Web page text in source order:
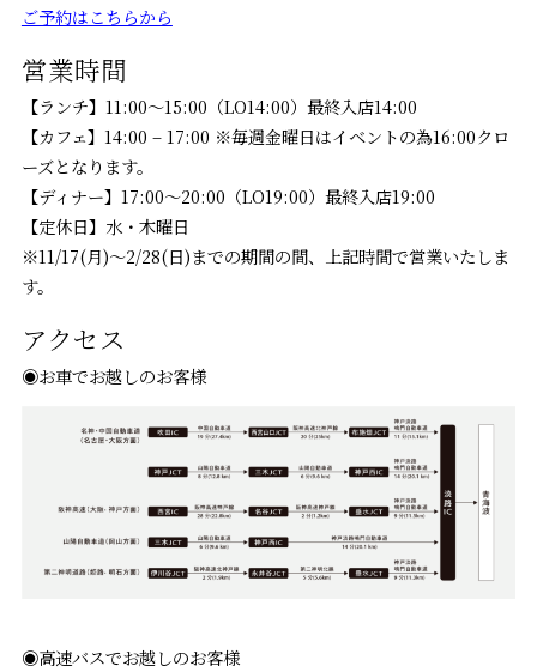
ご予約はこちらから
営業時間
【ランチ】11:00～15:00（LO14:00）最終入店14:00
【カフェ】14:00 – 17:00 ※毎週金曜日はイベントの為16:00クロ
ーズとなります。
【ディナー】17:00～20:00（LO19:00）最終入店19:00
【定休日】水・木曜日
※11/17(月)～2/28(日)までの期間の間、上記時間で営業いたしま
す。
アクセス
◉お車でお越しのお客様
◉高速バスでお越しのお客様